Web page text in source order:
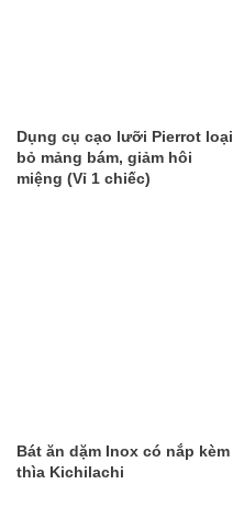
Dụng cụ cạo lưỡi Pierrot loại
bỏ mảng bám, giảm hôi
miệng (Vỉ 1 chiếc)
Bát ăn dặm Inox có nắp kèm
thìa Kichilachi